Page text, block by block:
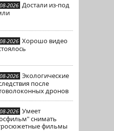
2026 Достали из-под
2026 Хорошо видео
2026 Экологические
после
дронов
2026 Умеет
снимать
фильмы